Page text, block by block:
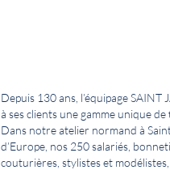
Depuis 130 ans, l’équipage
à ses clients une gamme unique de
Dans notre atelier normand à
d’Europe, nos 250 salariés,
couturières, stylistes et